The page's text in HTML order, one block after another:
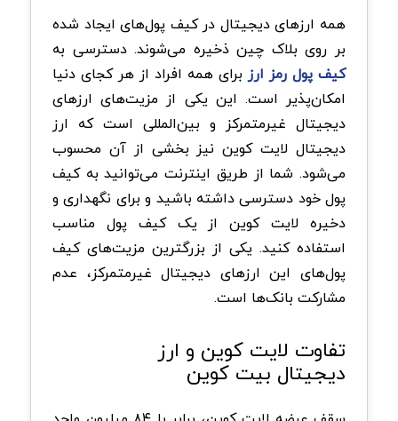
همه ارزهای دیجیتال در کیف پول‌های ایجاد شده
بر روی بلاک چین ذخیره می‌شوند. دسترسی به
کیف پول رمز ارزبرای همه افراد از هر کجای دنیا
امکان‌پذیر است. این یکی از مزیت‌های ارزهای
دیجیتال غیرمتمرکز و بین‌المللی است که ارز
دیجیتال لایت کوین نیز بخشی از آن محسوب
می‌شود. شما از طریق اینترنت می‌توانید به کیف
پول خود دسترسی داشته باشید و برای نگهداری و
دخیره لایت کوین از یک کیف پول مناسب
استفاده کنید. یکی از بزرگترین مزیت‌های کیف
پول‌های این ارزهای دیجیتال غیرمتمرکز، عدم
مشارکت بانک‌ها است.
تفاوت لایت کوین و ارز
دیجیتال بیت کوین